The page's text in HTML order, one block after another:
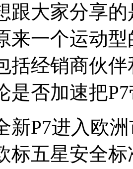
跟大家分享
来一个运动
括经销商伙
是否加速把
新P7进入欧
标五星安全